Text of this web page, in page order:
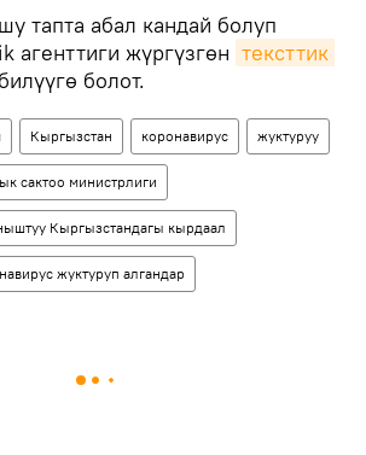
тапта абал кандай болуп
агенттиги жүргүзгөн тексттик
билүүгө болот.
Кыргызстан коронавирус жуктуруу
сактоо министрлиги
Кыргызстандагы кырдаал
жуктуруп алгандар